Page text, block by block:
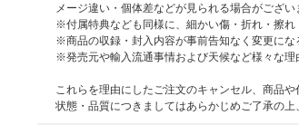
メージ違い・個体差などが見られる場合がござい
※付属特典なども同様に、細かい傷・折れ・擦れ
※商品の収録・封入内容が事前告知なく変更にな
※発売元や輸入流通事情および天候など様々な理
これらを理由にしたご注文のキャンセル、商品
状態・品質につきましてはあらかじめご了承の